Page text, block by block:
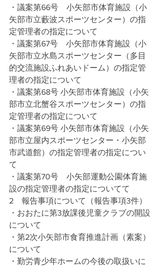
・議案第66号　小矢部市体育施設（小
矢部市立藪波スポーツセンター）の指
定管理者の指定について
・議案第67号　小矢部市体育施設（小
矢部市立水島スポーツセンター（多目
的交流施設ふれあいドーム）の指定管
理者の指定について
・議案第68号 小矢部市体育施設（小矢
部市立北蟹谷スポーツセンター）の指
定管理者の指定について
・議案第69号 小矢部市体育施設（小矢
部市立屋内スポーツセンター・小矢部
市武道館）の指定管理者の指定につい
て
・議案第70号　小矢部運動公園体育施
設の指定管理者の指定についてて
2　報告事項について（報告事項3件）
・おおたに第3放課後児童クラブの開設
について
・第2次小矢部市食育推進計画（素案）
について
・勤労青少年ホームの今後の取扱いに